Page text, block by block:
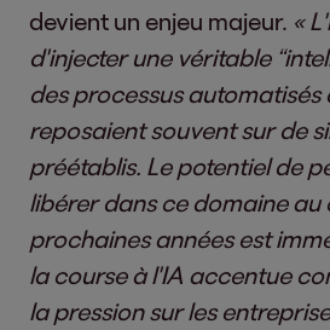
devient un enjeu majeur. «
d'injecter une véritable
des processus automatisés
reposaient souvent sur de
préétablis. Le potentiel de
libérer dans ce domaine au
prochaines années est
la course à l'IA accentue
la pression sur les